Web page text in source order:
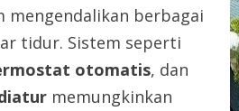
mengendalikan berbagai
tidur. Sistem seperti
otomatis, dan
memungkinkan